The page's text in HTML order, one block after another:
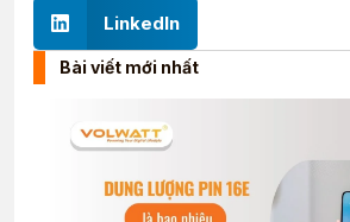
LinkedIn
Bài viết mới nhất